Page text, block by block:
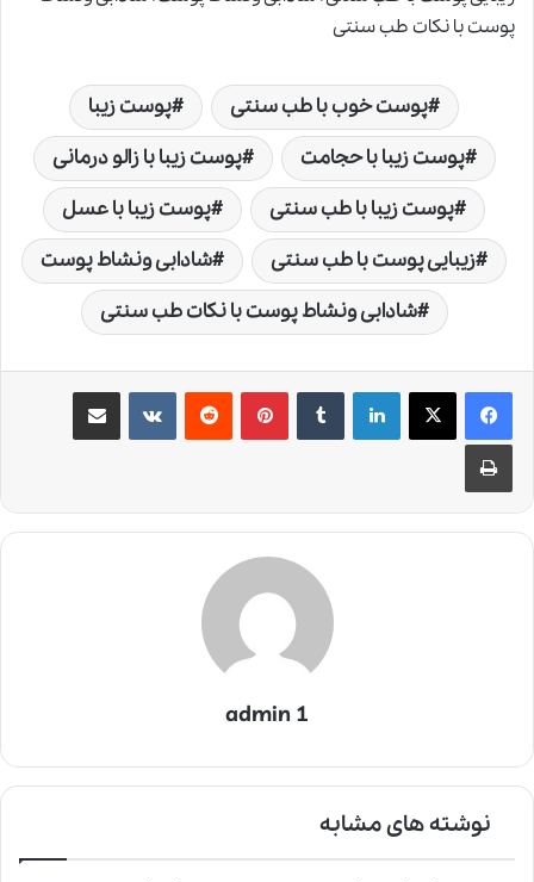
پوست با نکات طب سنتی
پوست خوب با طب سنتی
پوست زیبا
پوست زیبا با حجامت
پوست زیبا با زالو درمانی
پوست زیبا با طب سنتی
پوست زیبا با عسل
زیبایی پوست با طب سنتی
شادابی ونشاط پوست
شادابی ونشاط پوست با نکات طب سنتی
لینکدین ‫تامبلر ‫پین‌ترست‫رددیت ‫VKontakteاشتراک گذاری از طریق ایمیل
چاپ
admin 1
نوشته های مشابه